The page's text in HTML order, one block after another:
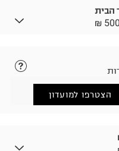
הבית
הצטרפו למועדון